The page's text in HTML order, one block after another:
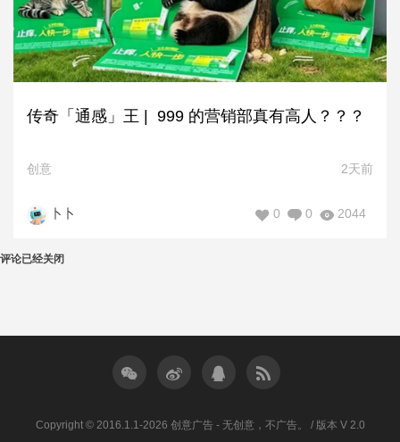
传奇「通感」王 | 999 的营销部真有高人？？？
创意 2天前
卜卜 2044
0
0
评论已经关闭
Copyright © 2016.1.1-2026 创意广告 - 无创意，不广告。 / 版本 V 2.0